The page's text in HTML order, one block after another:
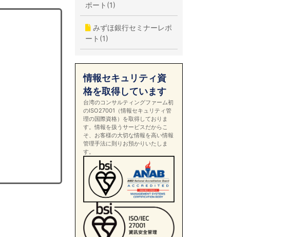
ポート(1)
みずほ銀行セミナーレポ
ート(1)
情報セキュリティ資
格を取得しています
台湾のコンサルティングファーム初
のISO27001（情報セキュリティ管
理の国際資格）を取得しておりま
す。情報を扱うサービスだからこ
そ、お客様の大切な情報を高い情報
管理手法に則りお預かりいたしま
す。